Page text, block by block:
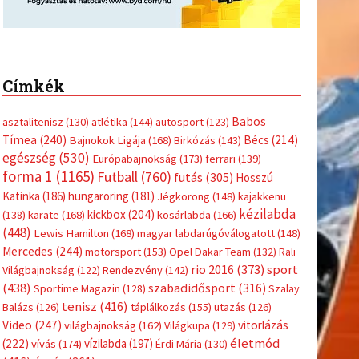
Címkék
asztalitenisz (130) atlétika (144) autosport(123) Babos
Tímea (240) Bajnokok Ligája (168) Birkózás (143) Bécs (214)
egészség(530) Európabajnokság (173) ferrari (139)
forma 1 (1165) Futball(760) futás (305) Hosszú
Katinka (186) hungaroring (181) Jégkorong (148) kajakkenu
(138) karate (168) kickbox(204) kosárlabda (166) kézilabda
(448) Lewis Hamilton (168) magyar labdarúgóválogatott(148)
Mercedes (244) motorsport(153) Opel Dakar Team (132) Rali
Világbajnokság (122) Rendezvény(142) rio 2016 (373) sport
(438) Sportime Magazin (128) szabadidősport (316) Szalay
Balázs (126) tenisz (416) táplálkozás (155) utazás (126)
Video (247) világbajnokság (162) Világkupa (129) vitorlázás
(222) vívás (174) vízilabda (197) Érdi Mária (130) életmód